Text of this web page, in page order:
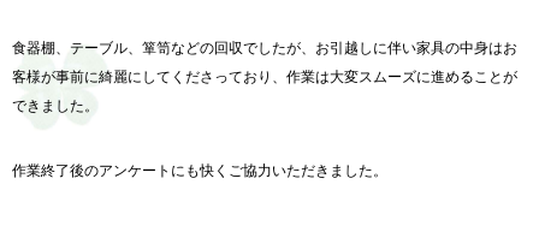
食器棚、テーブル、箪笥などの回収でしたが、 お引越しに伴い家具の中身はお
客様が事前に綺麗にしてくださっており、作業は大変スムーズに進めることが
できました。
作業終了後のアンケートにも快くご協力いただきました。